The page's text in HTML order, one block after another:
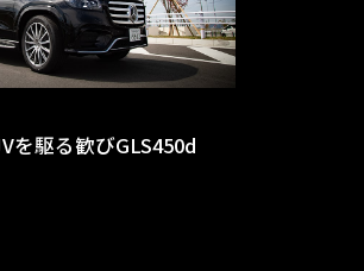
を駆る歓びGLS450d